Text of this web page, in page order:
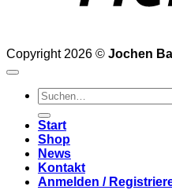
Copyright 2026 © Jochen
Suchen
nach:
Start
Shop
News
Kontakt
Anmelden /